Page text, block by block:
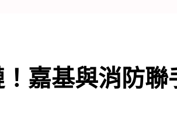
嘉基與消防